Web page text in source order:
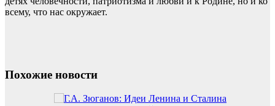
всему, что нас окружает.
Похожие новости